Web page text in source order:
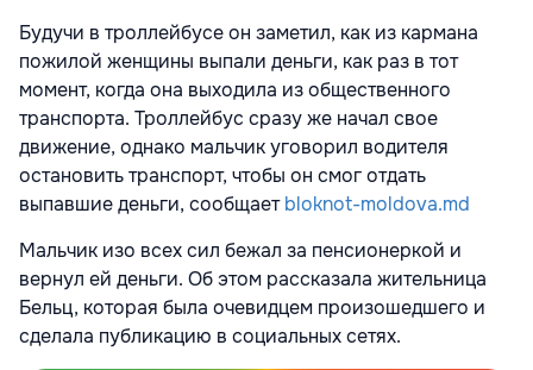
Будучи в троллейбусе он заметил, как из кармана
пожилой женщины выпали деньги, как раз в тот
момент, когда она выходила из общественного
транспорта. Троллейбус сразу же начал свое
движение, однако мальчик уговорил водителя
остановить транспорт, чтобы он смог отдать
выпавшие деньги, сообщаетbloknot-moldova.md
Мальчик изо всех сил бежал за пенсионеркой и
вернул ей деньги. Об этом рассказала жительница
Бельц, которая была очевидцем произошедшего и
сделала публикацию в социальных сетях.